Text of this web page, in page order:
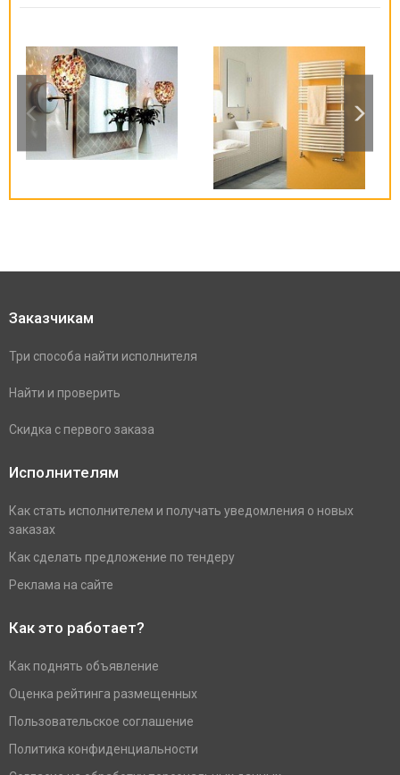
Заказчикам
Три способа найти исполнителя
Найти и проверить
Скидка с первого заказа
Исполнителям
Как стать исполнителем и получать уведомления о новых
заказах
Как сделать предложение по тендеру
Реклама на сайте
Как это работает?
Как поднять объявление
Оценка рейтинга размещенных
Пользовательское соглашение
Политика конфиденциальности